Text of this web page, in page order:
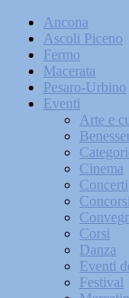
Ancona
Ascoli Piceno
Fermo
Macerata
Pesaro-Urbino
Eventi
Arte e
Cinema
Concerti
Concorsi
Corsi
Danza
Eventi
Festival